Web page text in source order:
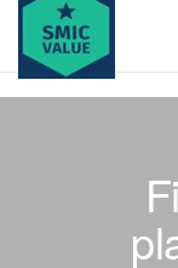
Skip
the
content